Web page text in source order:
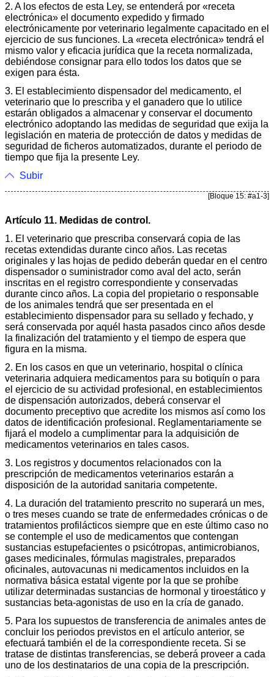
2. A los efectos de esta Ley, se entenderá por «receta
electrónica» el documento expedido y firmado
electrónicamente por veterinario legalmente capacitado en el
ejercicio de sus funciones. La «receta electrónica» tendrá el
mismo valor y eficacia jurídica que la receta normalizada,
debiéndose consignar para ello todos los datos que se
exigen para ésta.
3. El establecimiento dispensador del medicamento, el
veterinario que lo prescriba y el ganadero que lo utilice
estarán obligados a almacenar y conservar el documento
electrónico adoptando las medidas de seguridad que exija la
legislación en materia de protección de datos y medidas de
seguridad de ficheros automatizados, durante el periodo de
tiempo que fija la presente Ley.
Subir
[Bloque 15: #a1-3]
Artículo 11. Medidas de control.
1. El veterinario que prescriba conservará copia de las
recetas extendidas durante cinco años. Las recetas
originales y las hojas de pedido deberán quedar en el centro
dispensador o suministrador como aval del acto, serán
inscritas en el registro correspondiente y conservadas
durante cinco años. La copia del propietario o responsable
de los animales tendrá que ser presentada en el
establecimiento dispensador para su sellado y fechado, y
será conservada por aquél hasta pasados cinco años desde
la finalización del tratamiento y el tiempo de espera que
figura en la misma.
2. En los casos en que un veterinario, hospital o clínica
veterinaria adquiera medicamentos para su botiquín o para
el ejercicio de su actividad profesional, en establecimientos
de dispensación autorizados, deberá conservar el
documento preceptivo que acredite los mismos así como los
datos de identificación profesional. Reglamentariamente se
fijará el modelo a cumplimentar para la adquisición de
medicamentos veterinarios en tales casos.
3. Los registros y documentos relacionados con la
prescripción de medicamentos veterinarios estarán a
disposición de la autoridad sanitaria competente.
4. La duración del tratamiento prescrito no superará un mes,
o tres meses cuando se trate de enfermedades crónicas o de
tratamientos profilácticos siempre que en este último caso no
se contemple el uso de medicamentos que contengan
sustancias estupefacientes o psicótropas, antimicrobianos,
gases medicinales, fórmulas magistrales, preparados
oficinales, autovacunas ni medicamentos incluidos en la
normativa básica estatal vigente por la que se prohíbe
utilizar determinadas sustancias de hormonal y tiroestático y
sustancias beta-agonistas de uso en la cría de ganado.
5. Para los supuestos de transferencia de animales antes de
concluir los periodos previstos en el artículo anterior, se
efectuará también el de la correspondiente receta. Si se
tratase de distintas transferencias, se deberá proveer a cada
uno de los destinatarios de una copia de la prescripción.